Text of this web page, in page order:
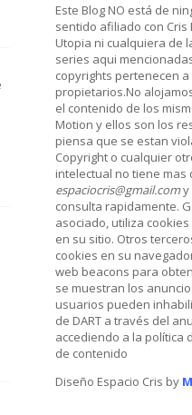
Este Blog NO está de
sentido afiliado con Cris
Utopia ni cualquiera de
series aqui
copyrights pertenecen
propietarios.No
el contenido de los
Motion y ellos son los
piensa que se estan
Copyright o cualquier
intelectual no tiene mas
espaciocris@gmail.comy
consulta rapidamente.
asociado, utiliza
en su sitio. Otros
cookies en su
web beacons para
se muestran los
usuarios pueden
de DART a través del
accediendo a la política
de contenido
Diseño Espacio Cris by